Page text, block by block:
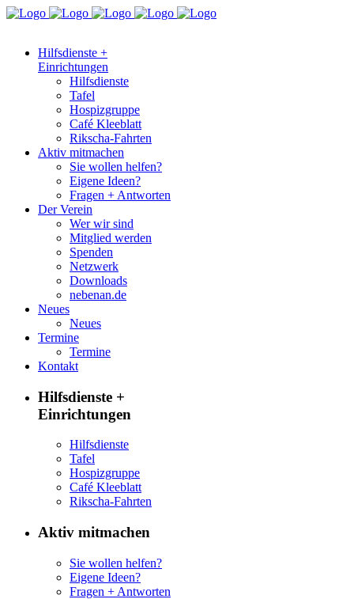
Hilfsdienste +
Einrichtungen
Hilfsdienste
Tafel
Hospizgruppe
Café Kleeblatt
Rikscha-Fahrten
Aktiv mitmachen
Sie wollen helfen?
Eigene Ideen?
Fragen + Antworten
Der Verein
Wer wir sind
Mitglied werden
Spenden
Netzwerk
Downloads
nebenan.de
Neues
Neues
Termine
Termine
Kontakt
Hilfsdienste +
Einrichtungen
Hilfsdienste
Tafel
Hospizgruppe
Café Kleeblatt
Rikscha-Fahrten
Aktiv mitmachen
Sie wollen helfen?
Eigene Ideen?
Fragen + Antworten